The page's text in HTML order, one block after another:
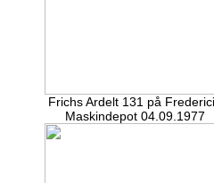
Frichs Ardelt 131 på
Maskindepot 04.09.1977